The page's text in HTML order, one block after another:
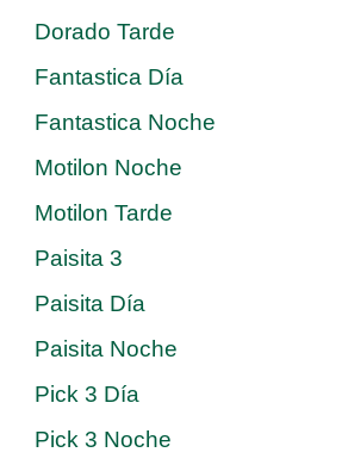
Dorado Tarde
Fantastica Día
Fantastica Noche
Motilon Noche
Motilon Tarde
Paisita 3
Paisita Día
Paisita Noche
Pick 3 Día
Pick 3 Noche